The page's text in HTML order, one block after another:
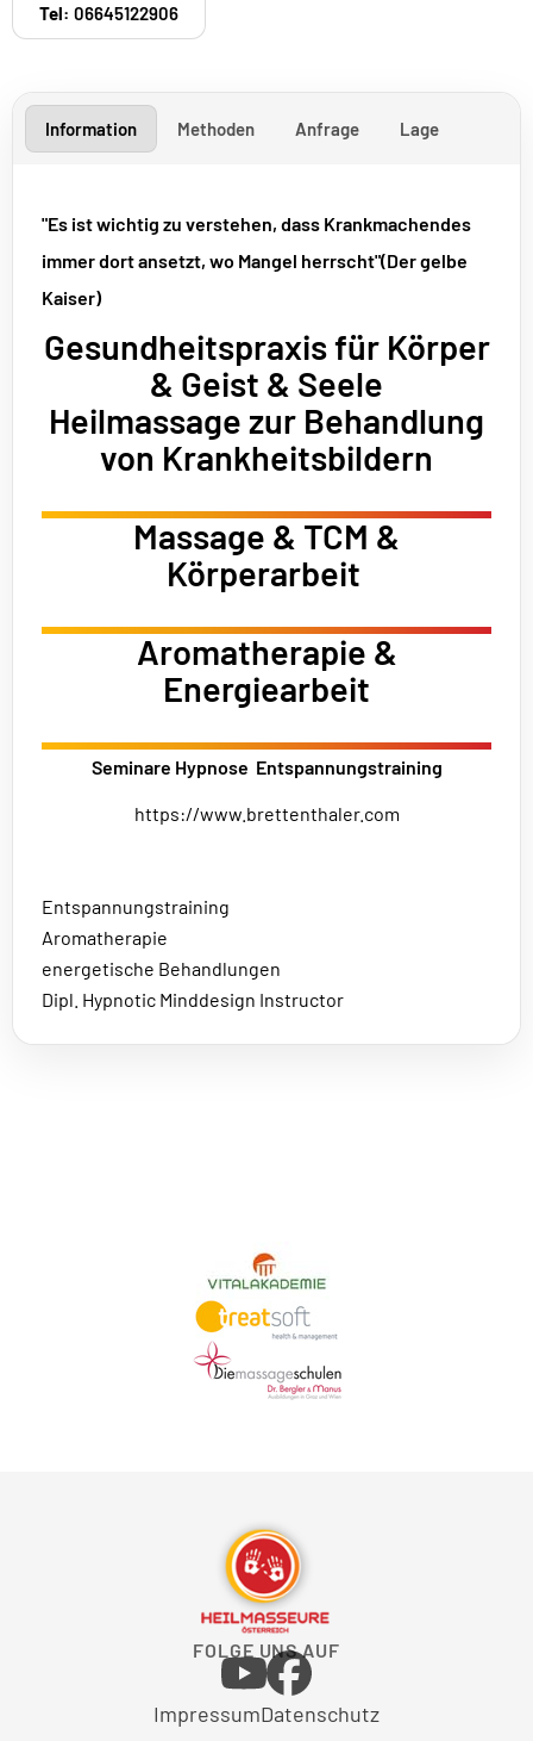
Tel: 06645122906
Information Methoden Anfrage Lage
"Es ist wichtig zu verstehen, dass Krankmachendes
immer dort ansetzt, wo Mangel herrscht"(Der gelbe
Kaiser)
Gesundheitspraxis für Körper
& Geist & Seele
Heilmassage zur Behandlung
von Krankheitsbildern
Massage & TCM &
Körperarbeit
Aromatherapie &
Energiearbeit
Seminare Hypnose Entspannungstraining
https://www.brettenthaler.com
Entspannungstraining
Aromatherapie
energetische Behandlungen
Dipl. Hypnotic Minddesign Instructor
FOLGE UNS AUF
ImpressumDatenschutz